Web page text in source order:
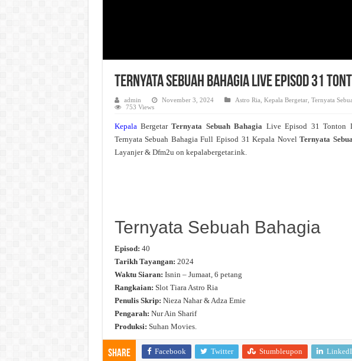
Ternyata Sebuah Bahagia Live Episod 31
admin November 3, 2024 Astro Ria Kepala Bergetar, Ternyata
753 Views
KepalaBergetarTernyata Sebuah Bahagia Live Episod 31 Tonton
Ternyata Sebuah Bahagia Full Episod 31 Kepala NovelTernyata
Layanjer & Dfm2u on kepalabergetar.ink.
Ternyata Sebuah Bahagia
Episod: 40
Tarikh Tayangan: 2024
Waktu Siaran: Isnin – Jumaat, 6 petang
Rangkaian: Slot Tiara Astro Ria
Penulis Skrip: Nieza Nahar & Adza Emie
Pengarah: Nur Ain Sharif
Produksi: Suhan Movies.
Share Facebook Twitter Stumbleupon